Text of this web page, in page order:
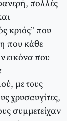
πολλές
κριός” που
που κάθε
εικόνα που
με τους
χρυσαυγίτες,
συμμετείχαν